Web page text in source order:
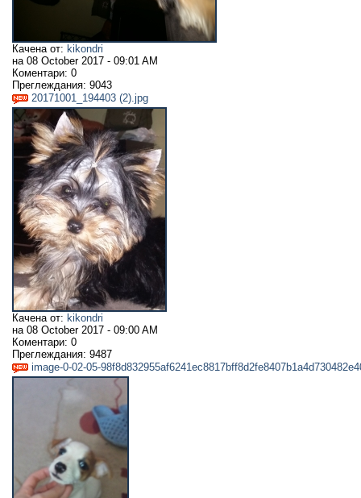
Качена от: kikondri
на 08 October 2017 - 09:01 AM
Коментари: 0
Преглеждания: 9043
20171001_194403 (2).jpg
Качена от: kikondri
на 08 October 2017 - 09:00 AM
Коментари: 0
Преглеждания: 9487
image-0-02-05-